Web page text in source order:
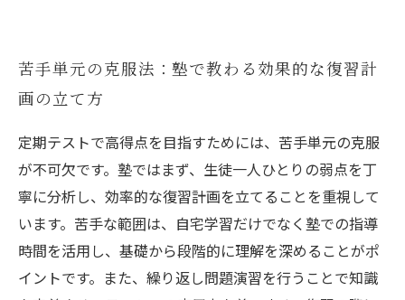
苦手単元の克服法：塾で教わる効果的な復習計
画の立て方
定期テストで高得点を目指すためには、苦手単元の克服
が不可欠です。塾ではまず、生徒一人ひとりの弱点を丁
寧に分析し、効率的な復習計画を立てることを重視して
います。苦手な範囲は、自宅学習だけでなく塾での指導
時間を活用し、基礎から段階的に理解を深めることがポ
イントです。また、繰り返し問題演習を行うことで知識